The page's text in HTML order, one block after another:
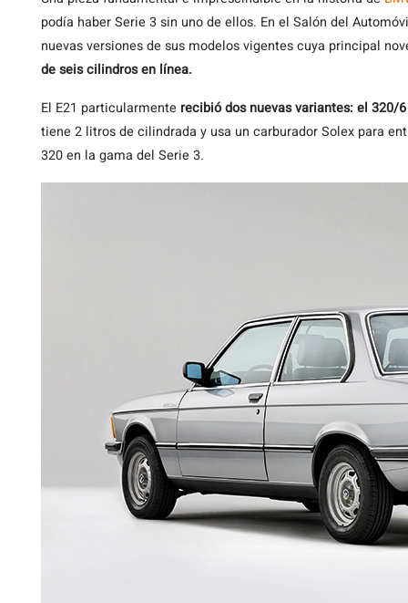
podía haber Serie 3 sin uno de ellos. En el Salón del
nuevas versiones de sus modelos vigentes cuya principal
de seis cilindros en línea.
El E21 particularmente recibió dos nuevas variantes: el 320/
tiene 2 litros de cilindrada y usa un carburador Solex para
320 en la gama del Serie 3.